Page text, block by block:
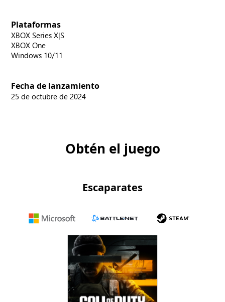
Plataformas
XBOX Series X|S
XBOX One
Windows 10/11
Fecha de lanzamiento
25 de octubre de 2024
Obtén el juego
Escaparates